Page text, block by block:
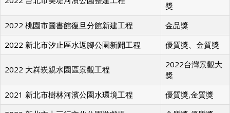
卓越獎,參賽金質
獎
2022 桃園市圖書館復旦分館新建工程
金品獎
2022 新北市汐止區水返腳公園新闢工程
優質獎、金質獎
2022台灣景觀大
獎
2021 新北市樹林河濱公園水環境工程
優質獎,金質獎